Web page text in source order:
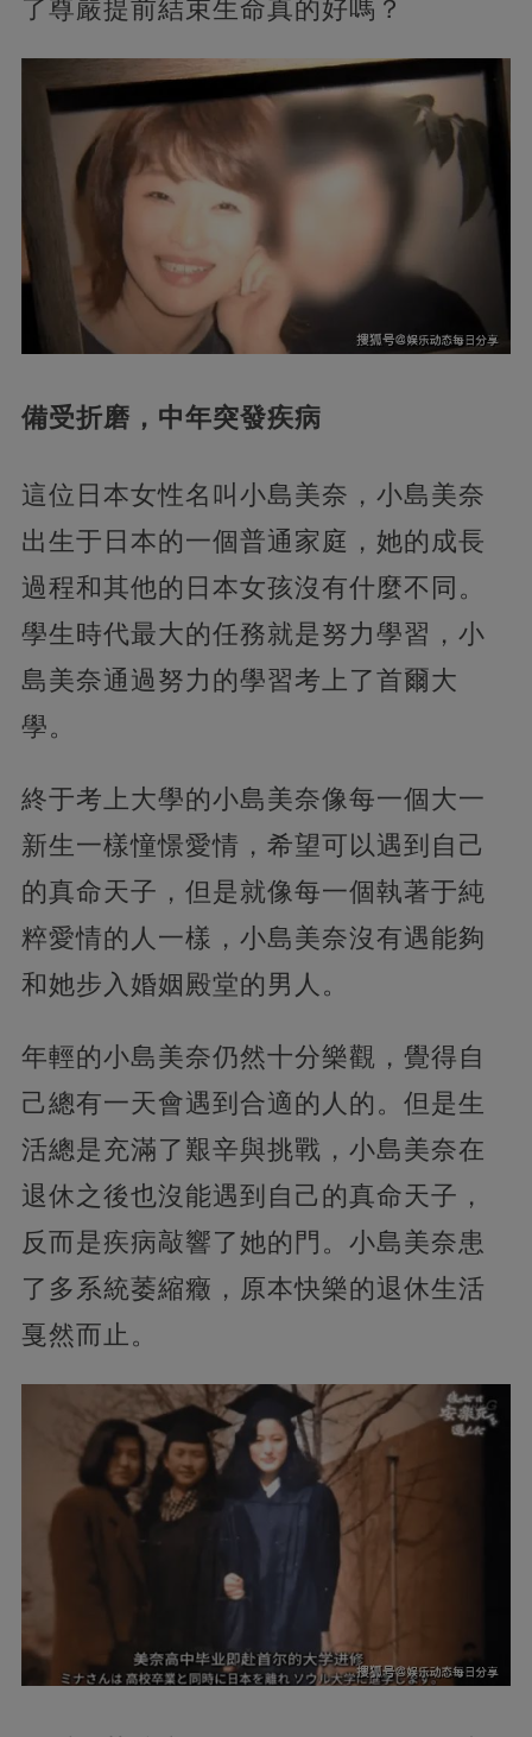
了尊嚴提前結束生命真的好嗎？
備受折磨，中年突發疾病
這位日本女性名叫小島美奈，小島美奈
出生于日本的一個普通家庭，她的成長
過程和其他的日本女孩沒有什麼不同。
學生時代最大的任務就是努力學習，小
島美奈通過努力的學習考上了首爾大
學。
終于考上大學的小島美奈像每一個大一
新生一樣憧憬愛情，希望可以遇到自己
的真命天子，但是就像每一個執著于純
粹愛情的人一樣，小島美奈沒有遇能夠
和她步入婚姻殿堂的男人。
年輕的小島美奈仍然十分樂觀，覺得自
己總有一天會遇到合適的人的。但是生
活總是充滿了艱辛與挑戰，小島美奈在
退休之後也沒能遇到自己的真命天子，
反而是疾病敲響了她的門。小島美奈患
了多系統萎縮癥，原本快樂的退休生活
戛然而止。